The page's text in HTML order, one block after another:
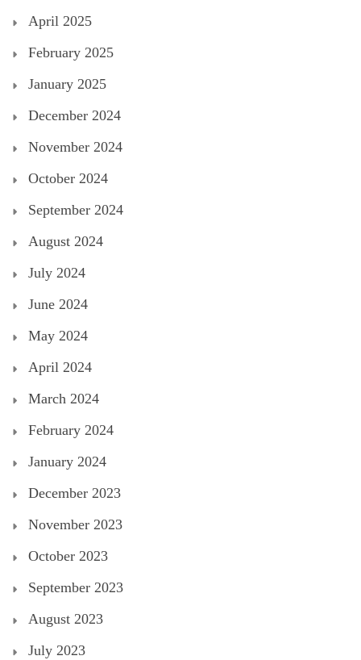
April 2025
February 2025
January 2025
December 2024
November 2024
October 2024
September 2024
August 2024
July 2024
June 2024
May 2024
April 2024
March 2024
February 2024
January 2024
December 2023
November 2023
October 2023
September 2023
August 2023
July 2023